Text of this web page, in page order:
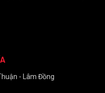
- Lâm Đồng